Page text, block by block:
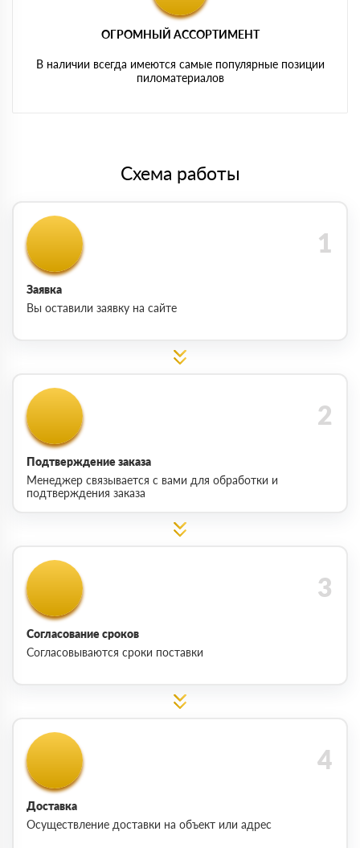
ОГРОМНЫЙ АССОРТИМЕНТ
В наличии всегда имеются самые популярные позиции
пиломатериалов
Схема работы
Заявка
Вы оставили заявку на сайте
Подтверждение заказа
Менеджер связывается с вами для обработки и
подтверждения заказа
Согласование сроков
Согласовываются сроки поставки
Доставка
Осуществление доставки на объект или адрес